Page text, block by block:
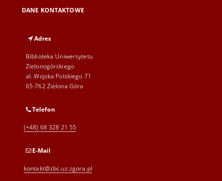
DANE KONTAKTOWE
Adres
Biblioteka Uniwersytetu
Zielonogórskiego
al. Wojska Polskiego 71
65-762 Zielona Góra
Telefon
(+48) 68 328 21 55
E-Mail
kontakt@zbc.uz.zgora.pl